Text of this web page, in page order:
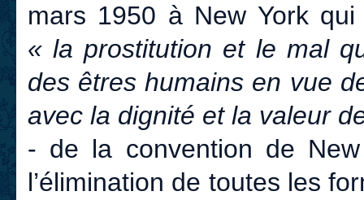
mars 1950 à New York
« la prostitution et le mal
des êtres humains en vue
avec la dignité et la valeur
- de la convention de
l’élimination de toutes les